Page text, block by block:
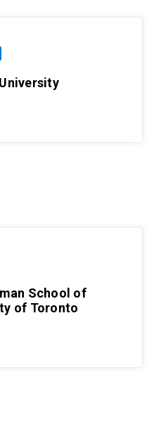
School of
of Toronto